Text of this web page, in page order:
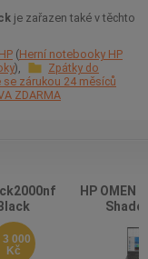
je zařazen také v těchto
Herní notebooky HP
Zpátky do
zárukou 24 měsíců
ZDARMA
ck2000nf
3 000
Kč
HP OMEN